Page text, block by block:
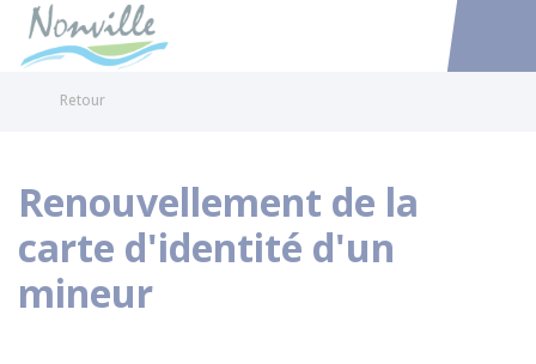
Accéder
Retour
Renouvellement de la
carte d'identité d'un
mineur